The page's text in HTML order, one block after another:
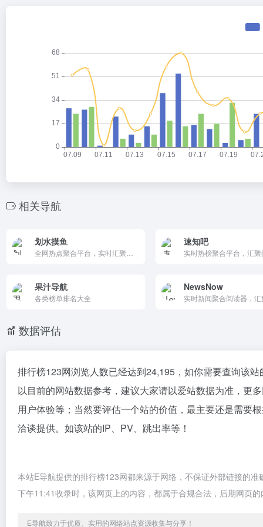
相关导航
划水摸鱼 速知吧
果汁导航
各类榜单排名大全
NewsNow
数据评估
排行榜123网浏览人数已经达到24,195，如你需要查询该
以目前的网站数据参考，建议大家请以爱站数据为准，更
用户体验等；当然要评估一个站的价值，最主要还是需要
洽谈提供。如该站的IP、PV、跳出率等！
本站E导航提供的排行榜123网都来源于网络，不保证外部链接的
下午11:41收录时，该网页上的内容，都属于合规合法，后期网页
E导航致力于优质、实用的网络站点资源收集与分享！